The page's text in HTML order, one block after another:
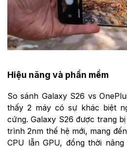
Hiệu năng và phần mềm
So sánh Galaxy S26 vs
thấy 2 máy có sự khác biệt
cứng. Galaxy S26 được trang
trình 2nm thế hệ mới, mang
CPU lẫn GPU, đồng thời